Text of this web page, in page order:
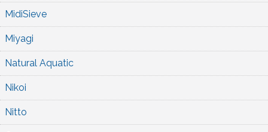
MidiSieve
Miyagi
Natural Aquatic
Nikoi
Nitto